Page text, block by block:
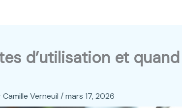
d’utilisation et
Camille Verneuil /mars 17, 2026